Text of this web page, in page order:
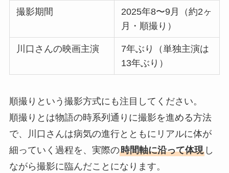
撮影期間
2025年8〜9月（約2ヶ
月・順撮り）
川口さんの映画主演
7年ぶり（単独主演は
13年ぶり）
順撮りという撮影方式にも注目してください。
順撮りとは物語の時系列通りに撮影を進める方法
で、川口さんは病気の進行とともにリアルに体が
細っていく過程を、実際の時間軸に沿って体現し
ながら撮影に臨んだことになります。